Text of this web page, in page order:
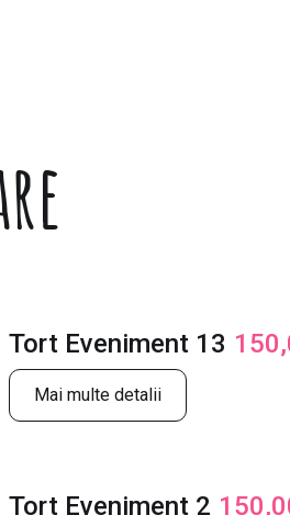
Tort Eveniment 13
Mai multe detalii
Tort Eveniment 2